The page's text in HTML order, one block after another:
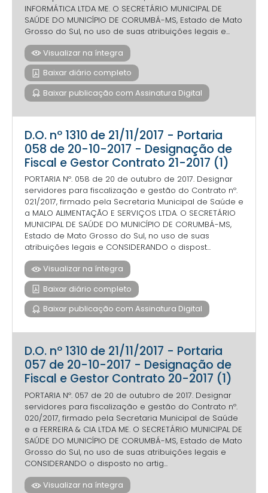
INFORMÁTICA LTDA ME. O SECRETÁRIO MUNICIPAL DE
SAÚDE DO MUNICÍPIO DE CORUMBÁ-MS, Estado de Mato
Grosso do Sul, no uso de suas atribuições legais e...
Visualizar na íntegra
Baixar diário completo
Baixar publicação com Assinatura Digital
D.O. nº 1310 de 21/11/2017 - Portaria
058 de 20-10-2017 - Designação de
Fiscal e Gestor Contrato 21-2017 (1)
PORTARIA Nº. 058 de 20 de outubro de 2017. Designar
servidores para fiscalização e gestão do Contrato nº.
021/2017, firmado pela Secretaria Municipal de Saúde e
a MALO ALIMENTAÇÃO E SERVIÇOS LTDA. O SECRETÁRIO
MUNICIPAL DE SAÚDE DO MUNICÍPIO DE CORUMBÁ-MS,
Estado de Mato Grosso do Sul, no uso de suas
atribuições legais e CONSIDERANDO o dispost...
Visualizar na íntegra
Baixar diário completo
Baixar publicação com Assinatura Digital
D.O. nº 1310 de 21/11/2017 - Portaria
057 de 20-10-2017 - Designação de
Fiscal e Gestor Contrato 20-2017 (1)
PORTARIA Nº. 057 de 20 de outubro de 2017. Designar
servidores para fiscalização e gestão do Contrato nº.
020/2017, firmado pela Secretaria Municipal de Saúde
e a FERREIRA & CIA LTDA ME. O SECRETÁRIO MUNICIPAL DE
SAÚDE DO MUNICÍPIO DE CORUMBÁ-MS, Estado de Mato
Grosso do Sul, no uso de suas atribuições legais e
CONSIDERANDO o disposto no artig...
Visualizar na íntegra